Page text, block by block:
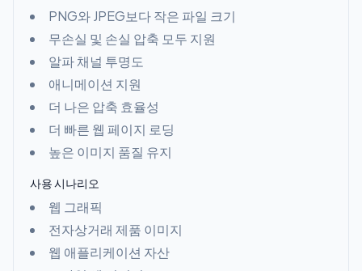
PNG와 JPEG보다 작은 파일 크기
무손실 및 손실 압축 모두 지원
알파 채널 투명도
애니메이션 지원
더 나은 압축 효율성
더 빠른 웹 페이지 로딩
높은 이미지 품질 유지
사용 시나리오
웹 그래픽
전자상거래 제품 이미지
웹 애플리케이션 자산